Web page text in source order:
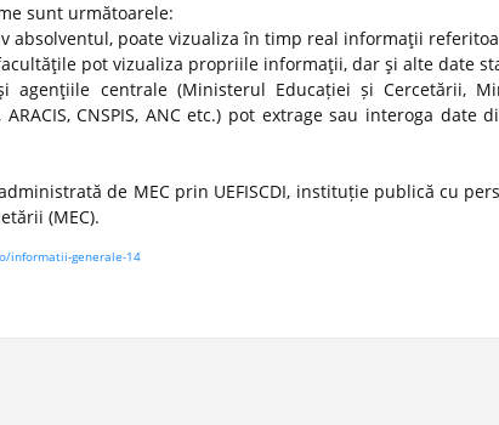
sunt următoarele:
absolventul, poate vizualiza în timp real informaţii
pot vizualiza propriile informaţii, dar şi alte date
agenţiile centrale (Ministerul Educației și Cercetării,
ARACIS, CNSPIS, ANC etc.) pot extrage sau interoga
de MEC prin UEFISCDI, instituție publică cu
(MEC).
informatii-generale-14